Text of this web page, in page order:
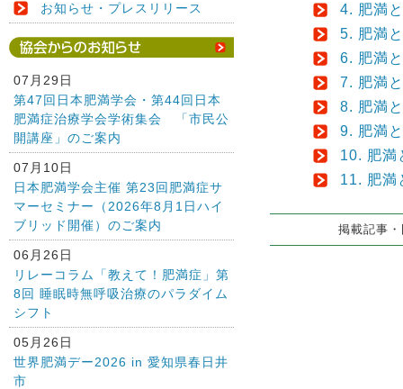
4. 肥満
5. 肥満
6. 肥満
7. 肥満
8. 肥満
9. 肥満
10. 肥満
11. 肥満
掲載記事
お知らせ・プレスリリース
07月29日
第47回日本肥満学会・第44回日本
肥満症治療学会学術集会 「市民公
開講座」のご案内
07月10日
日本肥満学会主催 第23回肥満症サ
マーセミナー（2026年8月1日ハイ
ブリッド開催）のご案内
06月26日
リレーコラム「教えて！肥満症」第
8回 睡眠時無呼吸治療のパラダイム
シフト
05月26日
世界肥満デー2026 in 愛知県春日井
市